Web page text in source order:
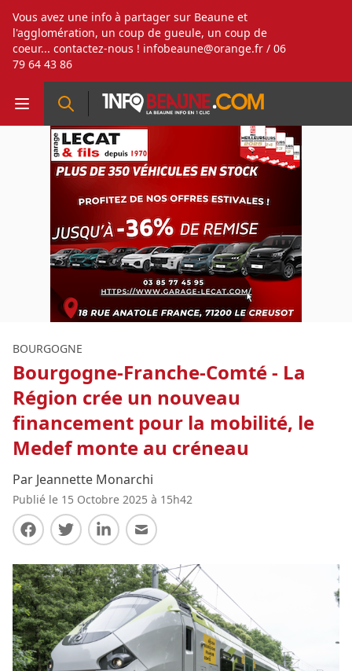
Vous avez une info à partager sur Beaune et
l'agglomération, un coup de gueule, un coup de
coeur... contactez-nous ! infobeaune@orange.fr / 06
79 64 43 86
BOURGOGNE
Bourgogne-Franche-Comté - La
Région crée un nouveau
financement pour la mobilité, le
Medef monte au créneau
Par Jeannette Monarchi
Publié le 15 Octobre 2025 à 15h42
Partager sur Facebook
Partager sur Twitter
Partager sur LinkedIn
Partager par E-mail